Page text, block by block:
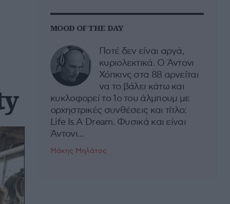
MOOD OF THE DAY
Ποτέ δεν είναι αργά,
κυριολεκτικά. Ο Άντονι
Χόπκινς στα 88 αρνείται
να το βάλει κάτω και
κυκλοφορεί το 1ο του άλμπουμ με
ορχηστρικές συνθέσεις και τίτλο:
Life Is A Dream. Φυσικά και είναι
Άντονι...
Μάκης Μηλάτος